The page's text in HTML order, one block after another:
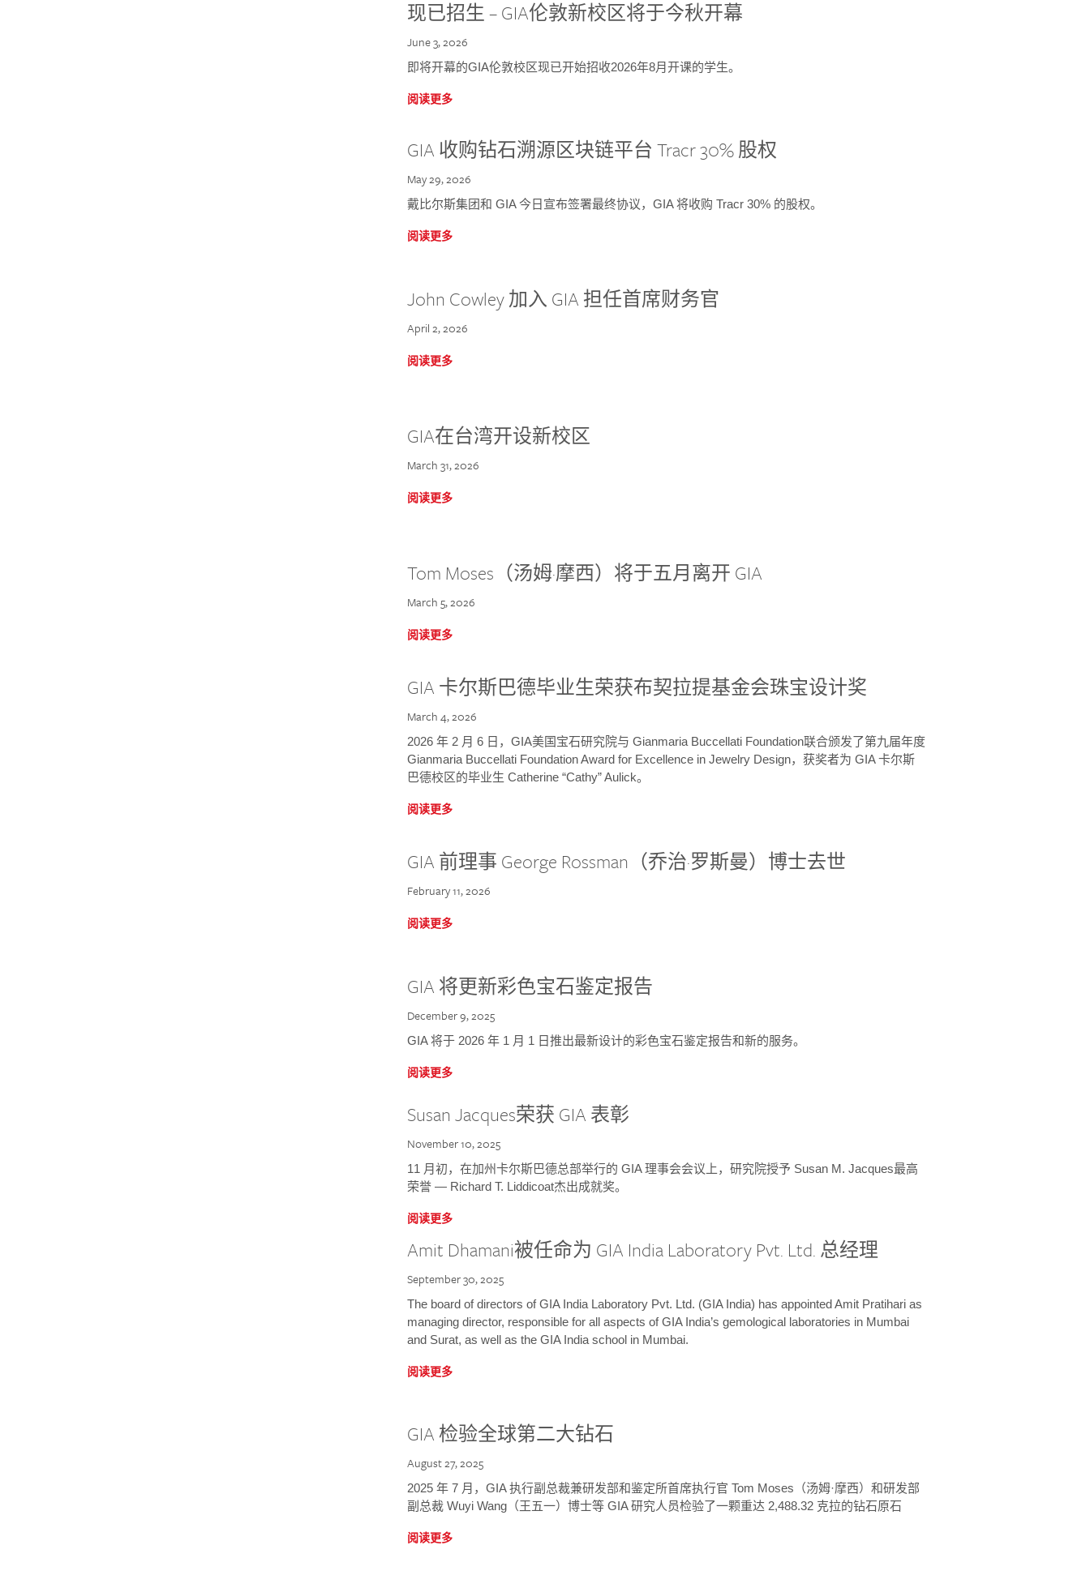
现已招生 – GIA伦敦新校区将于今秋开幕
June 3, 2026
即将开幕的GIA伦敦校区现已开始招收2026年8月开课的学生。
阅读更多
GIA 收购钻石溯源区块链平台 Tracr 30% 股权
May 29, 2026
戴比尔斯集团和 GIA 今日宣布签署最终协议，GIA 将收购 Tracr 30% 的股权。
阅读更多
John Cowley 加入 GIA 担任首席财务官
April 2, 2026
阅读更多
GIA在台湾开设新校区
March 31, 2026
阅读更多
Tom Moses（汤姆·摩西）将于五月离开 GIA
March 5, 2026
阅读更多
GIA 卡尔斯巴德毕业生荣获布契拉提基金会珠宝设计奖
March 4, 2026
2026 年 2 月 6 日，GIA美国宝石研究院与 Gianmaria Buccellati Foundation联合颁发了第九届年度
Gianmaria Buccellati Foundation Award for Excellence in Jewelry Design，获奖者为 GIA 卡尔斯
巴德校区的毕业生 Catherine “Cathy” Aulick。
阅读更多
GIA 前理事 George Rossman（乔治·罗斯曼）博士去世
February 11, 2026
阅读更多
GIA 将更新彩色宝石鉴定报告
December 9, 2025
GIA 将于 2026 年 1 月 1 日推出最新设计的彩色宝石鉴定报告和新的服务。
阅读更多
Susan Jacques荣获 GIA 表彰
November 10, 2025
11 月初，在加州卡尔斯巴德总部举行的 GIA 理事会会议上，研究院授予 Susan M. Jacques最高
荣誉 — Richard T. Liddicoat杰出成就奖。
阅读更多
Amit Dhamani被任命为 GIA India Laboratory Pvt. Ltd. 总经理
September 30, 2025
The board of directors of GIA India Laboratory Pvt. Ltd. (GIA India) has appointed Amit Pratihari as
managing director, responsible for all aspects of GIA India’s gemological laboratories in Mumbai
and Surat, as well as the GIA India school in Mumbai.
阅读更多
GIA 检验全球第二大钻石
August 27, 2025
2025 年 7 月，GIA 执行副总裁兼研发部和鉴定所首席执行官 Tom Moses（汤姆·摩西）和研发部
副总裁 Wuyi Wang（王五一）博士等 GIA 研究人员检验了一颗重达 2,488.32 克拉的钻石原石
阅读更多